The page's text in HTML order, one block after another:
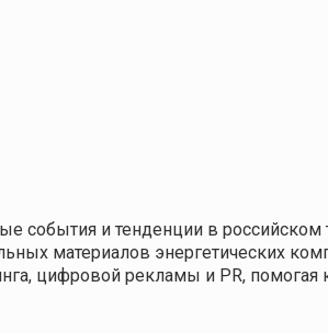
и тенденции в
материалов энергетических
цифровой рекламы и PR,